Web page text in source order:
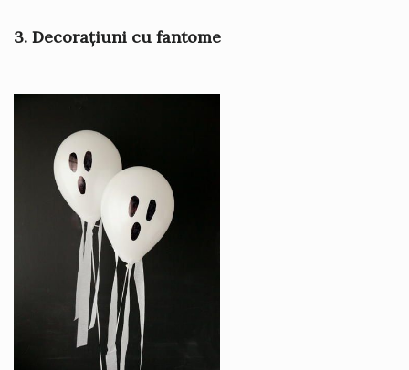
3. Decorațiuni cu fantome